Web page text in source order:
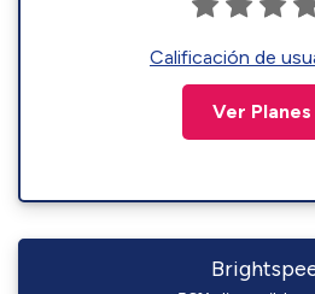
Calificación de
Ver Planes